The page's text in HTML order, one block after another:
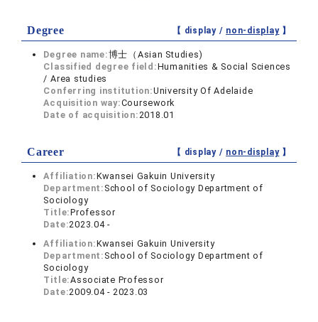
Degree 【 display / non-display】
Degree name:博士（Asian Studies)
Classified degree field:Humanities & Social Sciences
/ Area studies
Conferring institution:University Of Adelaide
Acquisition way:Coursework
Date of acquisition:2018.01
Career 【 display / non-display】
Affiliation:Kwansei Gakuin University
Department: School of Sociology Department of
Sociology
Title:Professor
Date:2023.04 -
Affiliation:Kwansei Gakuin University
Department: School of Sociology Department of
Sociology
Title:Associate Professor
Date:2009.04 - 2023.03